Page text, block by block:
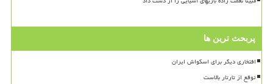
پربحث ترین ها
افتخاری دیگر برای اسکواش ایران
توقع از تارتار بالاست